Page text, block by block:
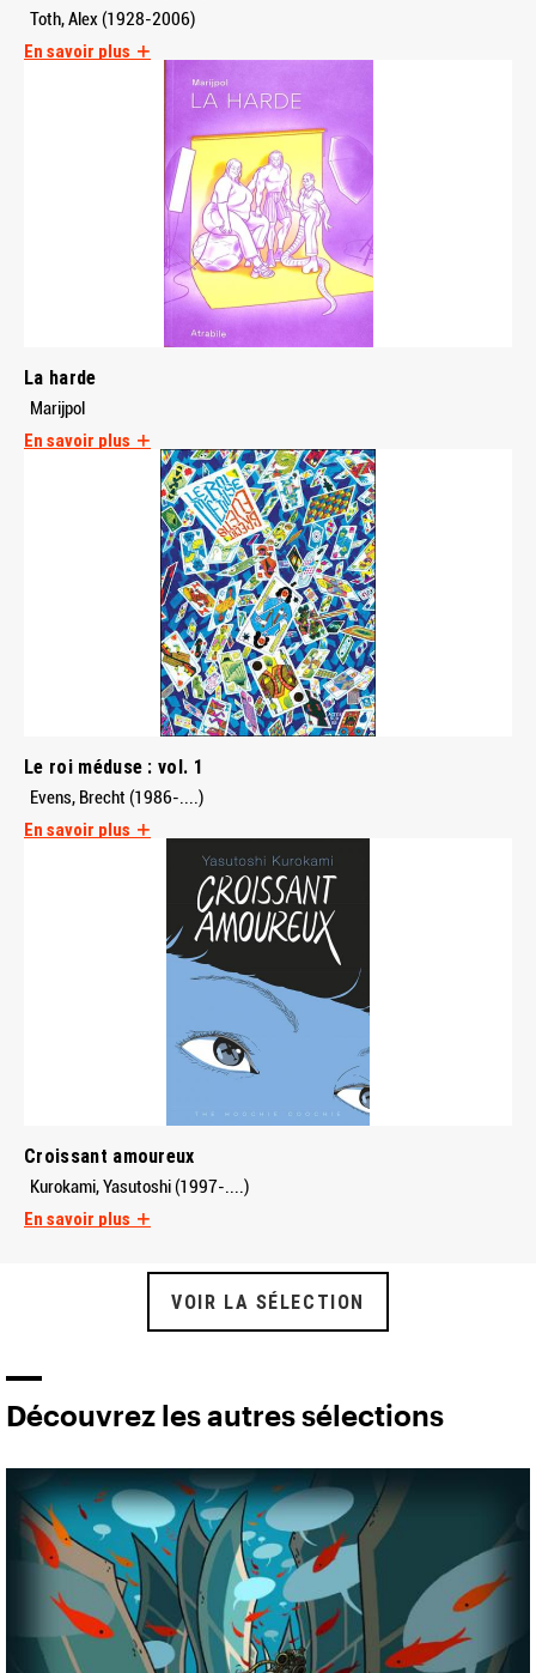
Toth, Alex (1928-2006)
En savoir plus
La harde
Marijpol
En savoir plus
Le roi méduse : vol. 1
Evens, Brecht (1986-....)
En savoir plus
Croissant amoureux
Kurokami, Yasutoshi (1997-....)
En savoir plus
VOIR LA SÉLECTION
Découvrez les autres sélections